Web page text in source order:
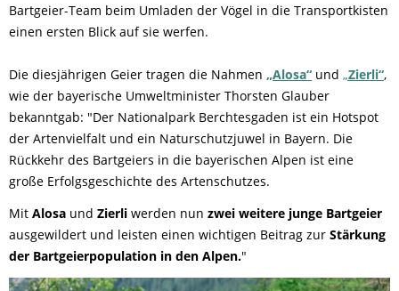
Bartgeier-Team beim Umladen der Vögel in die Transportkisten
einen ersten Blick auf sie werfen.
Die diesjährigen Geier tragen die Nahmen „Alosa“ und „Zierli“,
wie der bayerische Umweltminister Thorsten Glauber
bekanntgab: "Der Nationalpark Berchtesgaden ist ein Hotspot
der Artenvielfalt und ein Naturschutzjuwel in Bayern. Die
Rückkehr des Bartgeiers in die bayerischen Alpen ist eine
große Erfolgsgeschichte des Artenschutzes.
Mit Alosa und Zierli werden nun zwei weitere junge Bartgeier
ausgewildert und leisten einen wichtigen Beitrag zur Stärkung
der Bartgeierpopulation in den Alpen."